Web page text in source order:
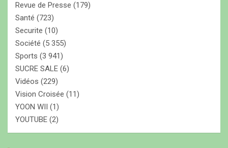
Revue de Presse (179)
Santé (723)
Securite (10)
Société (5 355)
Sports (3 941)
SUCRE SALE (6)
Vidéos (229)
Vision Croisée (11)
YOON WII (1)
YOUTUBE (2)